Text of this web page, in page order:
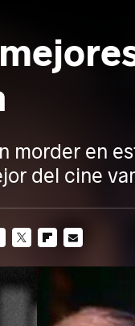
morder en
del cine